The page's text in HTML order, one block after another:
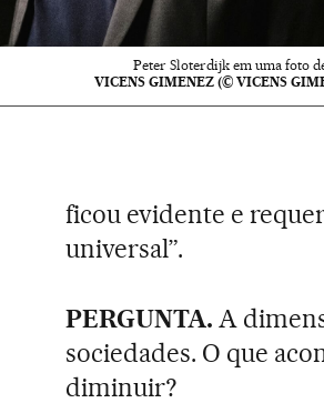
Peter Sloterdijk em uma foto
VICENS GIMENEZ (© VICENS
ficou evidente e
universal”.
PERGUNTA. A
sociedades. O que
diminuir?